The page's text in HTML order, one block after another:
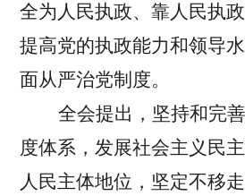
全为人民执政、靠人民执
提高党的执政能力和领导
面从严治党制度。
全会提出，坚持和完
度体系，发展社会主义民主
人民主体地位，坚定不移